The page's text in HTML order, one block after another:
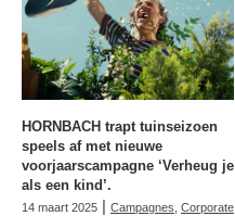
HORNBACH trapt tuinseizoen
speels af met nieuwe
voorjaarscampagne ‘Verheug je
als een kind’.
14 maart 2025 | Campagnes Corporate